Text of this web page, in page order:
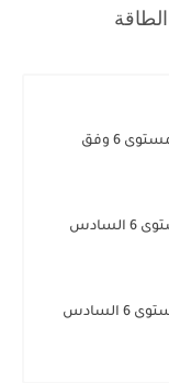
التوزيع السنوي في رحاب اللغة العربية للمستوى 6 وفق
التوزيع السنوي للجيد في الرياضيات للمستوى 6 السادس
التوزيع السنوي للجديد في الرياضيات للمستوى 6 السادس